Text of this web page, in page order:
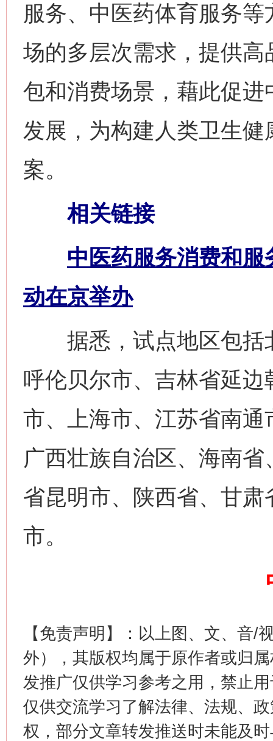
服务、中医药体育服务
场的多层次需求，提供
包和消费场景，藉此促
发展，为构建人类卫生
案。
相关链接
中医药服务消费和
动在京举办
据悉，试点地区包括
呼伦贝尔市、吉林省延
市、上海市、江苏省南
广西壮族自治区、海南
省昆明市、陕西省、甘
市。
【免责声明】：以上图、文、音/
外），其版权均属于原作者或归
发推广仅供学习参考之用，禁止
仅供交流学习了解法律、法规、
权，部分文章转发推送时未能及
网上购药对药下症？
这是一记警钟！ 谢